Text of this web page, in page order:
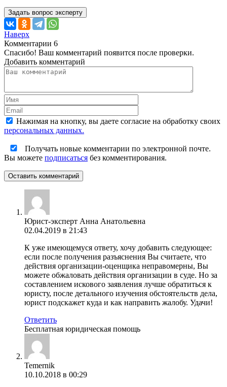
Задать вопрос эксперту
Наверх
Комментарии 6
Спасибо! Ваш комментарий появится после проверки.
Добавить комментарий
Нажимая на кнопку, вы даете согласие на обработку своих
персональных данных.
Получать новые комментарии по электронной почте.
Вы можете подписаться без комментирования.
Оставить комментарий
Юрист-эксперт Анна Анатольевна
02.04.2019 в 21:43
К уже имеющемуся ответу, хочу добавить следующее:
если после получения разъяснения Вы считаете, что
действия организации-оценщика неправомерны, Вы
можете обжаловать действия организации в суде. Но за
составлением искового заявления лучше обратиться к
юристу, после детального изучения обстоятельств дела,
юрист подскажет куда и как направить жалобу. Удачи!
Ответить
Бесплатная юридическая помощь
Temernik
10.10.2018 в 00:29